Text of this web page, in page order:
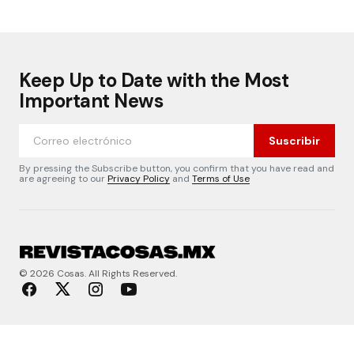
Keep Up to Date with the Most
Important News
Suscribir
By pressing the Subscribe button, you confirm that you have read and
are agreeing to ourPrivacy Policy and Terms of Use
© 2026 Cosas. All Rights Reserved.